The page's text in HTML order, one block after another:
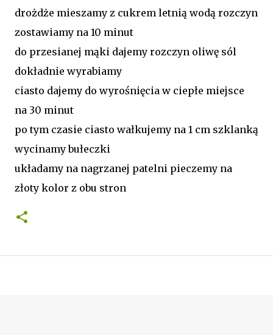
drożdże mieszamy z cukrem letnią wodą rozczyn
zostawiamy na 10 minut
do przesianej mąki dajemy rozczyn oliwę sól
dokładnie wyrabiamy
ciasto dajemy do wyrośnięcia w ciepłe miejsce
na 30 minut
po tym czasie ciasto wałkujemy na 1 cm szklanką
wycinamy bułeczki
układamy na nagrzanej patelni pieczemy na
złoty kolor z obu stron